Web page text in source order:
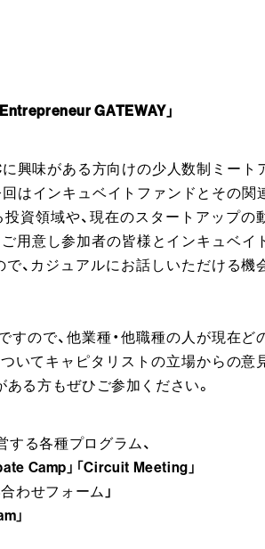
GATEWAY」
興味がある方向けの少人数制ミート
回はインキュベイトファンドとその関
資領域や、現在のスタートアップの
用意し参加者の皆様とインキュベイ
、カジュアルにお話しいただける機
ので、他業種・他職種の人が現在ど
いてキャピタリストの立場からの意
る方もぜひご参加ください。
る各種プログラム、
Camp」「Circuit Meeting」
わせフォーム」
」